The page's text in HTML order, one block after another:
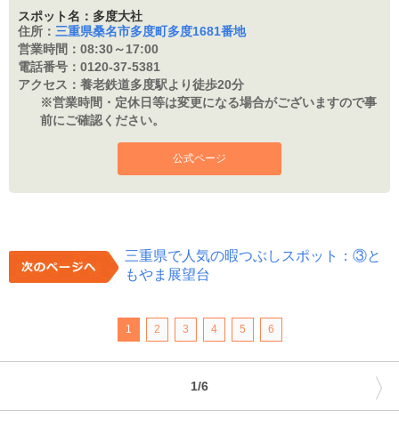
スポット名：多度大社
住所： 三重県桑名市多度町多度1681番地
営業時間： 08:30～17:00
電話番号： 0120-37-5381
アクセス： 養老鉄道多度駅より徒歩20分
※営業時間・定休日等は変更になる場合がございますので事
前にご確認ください。
公式ページ
三重県で人気の暇つぶしスポット：③と
もやま展望台
1 2 3 4 5 6
1/6 〉